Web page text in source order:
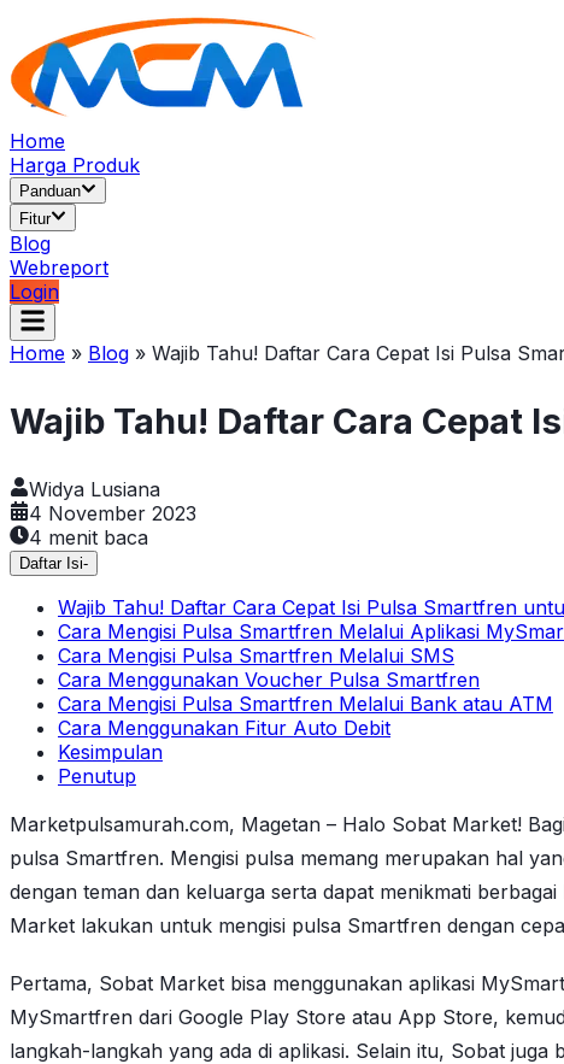
Home
Harga Produk
Panduan
Fitur
Blog
Webreport
Login
Home » Blog » Wajib Tahu! Daftar Cara Cepat Isi Pulsa
Wajib Tahu! Daftar Cara Cepat
Widya Lusiana
4 November 2023
4 menit baca
Daftar Isi-
Wajib Tahu! Daftar Cara Cepat Isi Pulsa Smartfren
Cara Mengisi Pulsa Smartfren Melalui Aplikasi
Cara Mengisi Pulsa Smartfren Melalui SMS
Cara Menggunakan Voucher Pulsa Smartfren
Cara Mengisi Pulsa Smartfren Melalui Bank atau ATM
Cara Menggunakan Fitur Auto Debit
Kesimpulan
Penutup
Marketpulsamurah.com, Magetan – Halo Sobat Market!
pulsa Smartfren. Mengisi pulsa memang merupakan hal
dengan teman dan keluarga serta dapat menikmati
Market lakukan untuk mengisi pulsa Smartfren dengan
Pertama, Sobat Market bisa menggunakan aplikasi
MySmartfren dari Google Play Store atau App Store,
langkah-langkah yang ada di aplikasi. Selain itu, Sobat